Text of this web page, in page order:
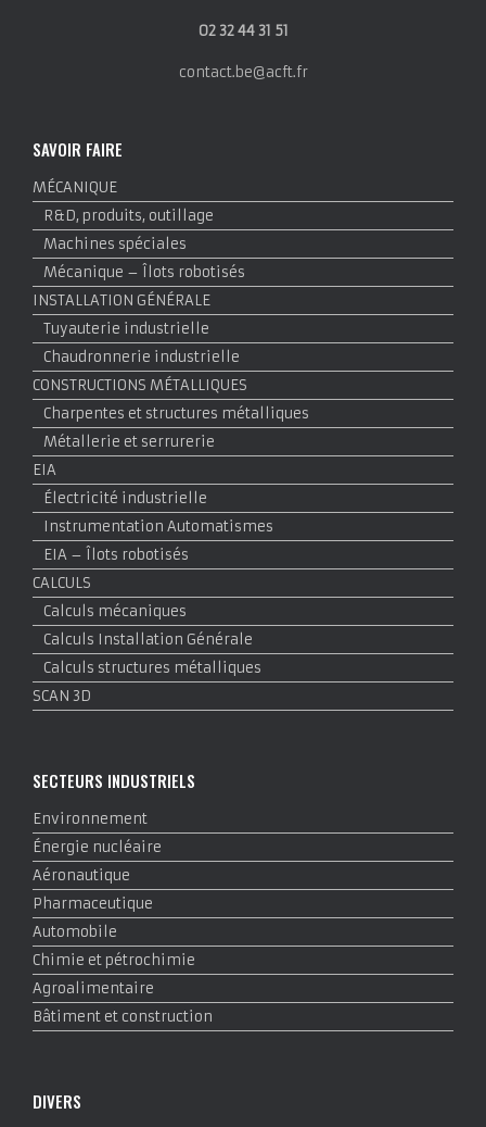
02 32 44 31 51
contact.be@acft.fr
SAVOIR FAIRE
MÉCANIQUE
R&D, produits, outillage
Machines spéciales
Mécanique – Îlots robotisés
INSTALLATION GÉNÉRALE
Tuyauterie industrielle
Chaudronnerie industrielle
CONSTRUCTIONS MÉTALLIQUES
Charpentes et structures métalliques
Métallerie et serrurerie
EIA
Électricité industrielle
Instrumentation Automatismes
EIA – Îlots robotisés
CALCULS
Calculs mécaniques
Calculs Installation Générale
Calculs structures métalliques
SCAN 3D
SECTEURS INDUSTRIELS
Environnement
Énergie nucléaire
Aéronautique
Pharmaceutique
Automobile
Chimie et pétrochimie
Agroalimentaire
Bâtiment et construction
DIVERS